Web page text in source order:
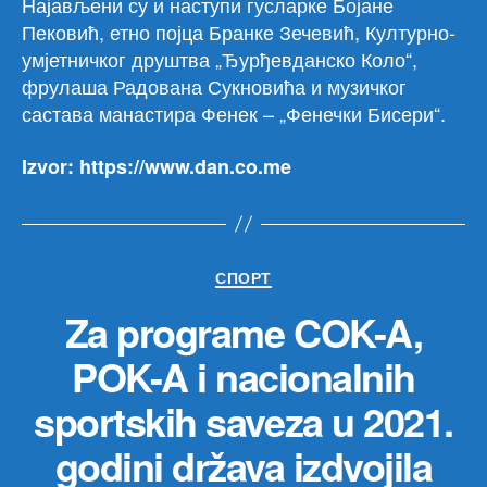
Пековић, етно појца Бранке Зечевић, Културно-
умјетничког друштва „Ђурђевданско Коло“,
фрулаша Радована Сукновића и музичког
састава манастира Фенек – „Фенечки Бисери“.
Izvor: https://www.dan.co.me
Категорије
СПОРТ
Za programe COK-A,
POK-A i nacionalnih
sportskih saveza u 2021.
godini država izdvojila